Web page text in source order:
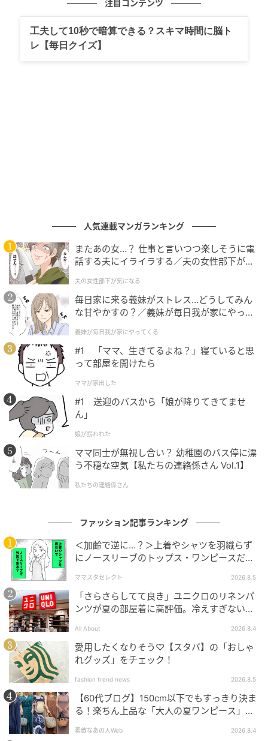
ひとクセデザインで手抜き感ゼロ。甲の抜け感とパー
ルでコーデがキマる！
パール付きシューズ￥22,000（ラインヴァンド×ムー
ンスター／ラインヴァンド カスタマーサポート）コー
ト￥39,600（ザ シンゾーン／シンゾーン 表参道本店）
ニット￥42,900（アンスクリア／アマン）パンツ
￥36,300（ロエフ／エイチ ビューティー＆ユース）バ
ッグ￥12,100（ヴェンディ／ジャック･オブ･オール･
トレーズ プレスルーム）ピアス￥41,800（プラウ）
③ トレンドの「シアー」なら蒸れにくくて夕
方ダッシュも怖くない
注目コンテンツ
工夫して10秒で暗算できる？スキマ時間に脳ト
レ【毎日クイズ】
人気連載マンガランキング
またあの女…？ 仕事と言いつつ楽しそうに電
話する夫にイライラする／夫の女性部下が気
夫の女性部下が気になる
毎日家に来る義妹がストレス…どうしてみん
な甘やかすの？／義妹が毎日我が家にやって
が】
義妹が毎日我が家にやってくる
#1 「ママ、生きてるよね？」寝ていると思
って部屋を開けたら
ママが家出した
#1 送迎のバスから「娘が降りてきてませ
ん」
娘が拐われた
ママ同士が無視し合い？ 幼稚園のバス停に漂
う不穏な空気【私たちの連絡係さん Vol.1】
私たちの連絡係さん
ファッション記事ランキング
＜加齢で逆に…？＞上着やシャツを羽織らず
にノースリーブのトップス・ワンピースだけ
ママスタセレクト 2026.8.5
「さらさらしてて良き」ユニクロのリネンパ
ンツが夏の部屋着に高評価。冷えすぎない肌
All About 2026.8.4
愛用したくなりそう♡【スタバ】の「おしゃ
れグッズ」をチェック！
fashion trend news 2026.8.5
【60代ブログ】150cm以下でもすっきり決ま
る！楽ちん上品な「大人の夏ワンピース」コ
素敵なあの人Web 2026.8.4